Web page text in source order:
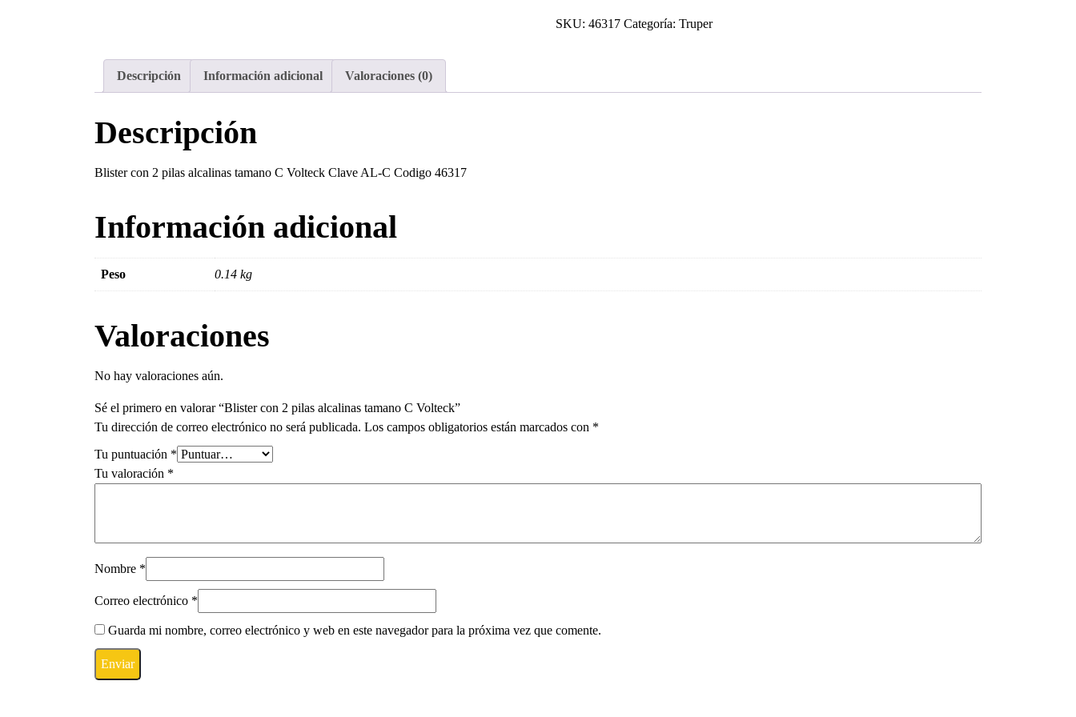
pilas
SKU:46317 Categoría:Truper
Descripción Información adicional Valoraciones (0)
Descripción
Blister con 2 pilas alcalinas tamano C Volteck Clave AL-C Codigo 46317
Información adicional
Peso 0.14 kg
Valoraciones
No hay valoraciones aún.
Sé el primero en valorar “Blister con 2 pilas alcalinas tamano C Volteck”
Tu dirección de correo electrónico no será publicada. Los campos obligatorios están marcados con *
Tu puntuación *
Tu valoración *
Nombre *
Correo electrónico *
Guarda mi nombre, correo electrónico y web en este navegador para la próxima vez que comente.